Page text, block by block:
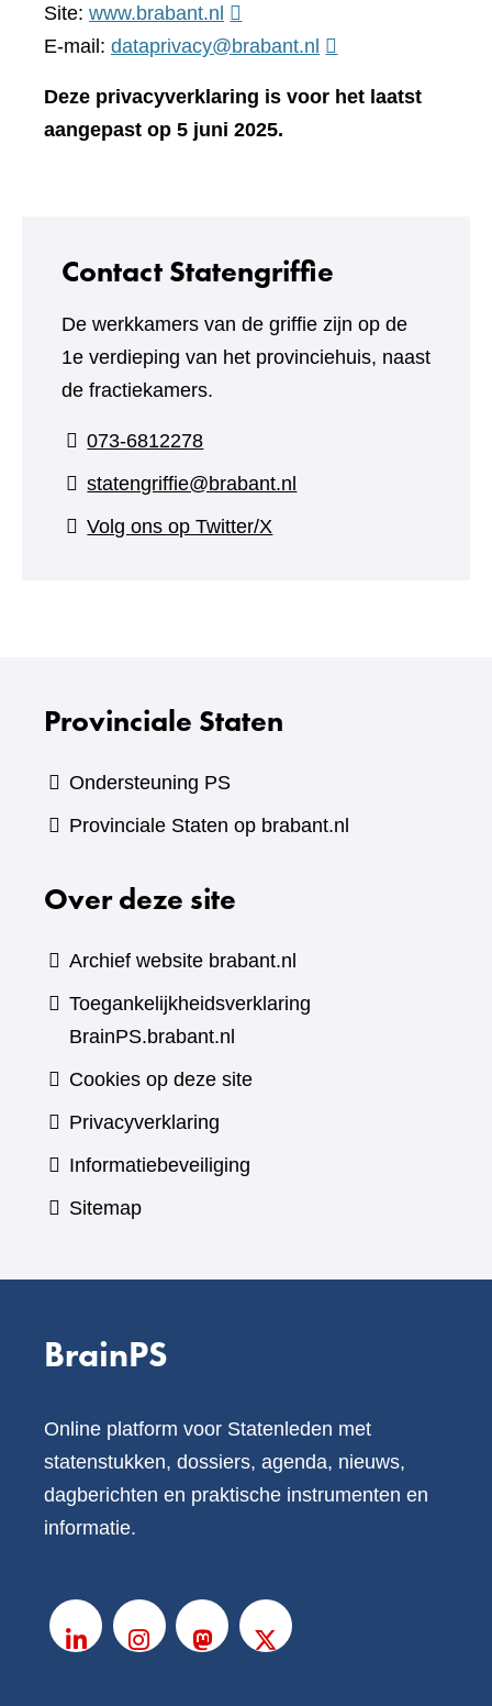
Site: www.brabant.nl (verwijst
naar
andere
E-mail: dataprivacy@brabant.nl
Deze privacyverklaring is voor het laatst
aangepast op 5 juni 2025.
Contact Statengriffie
De werkkamers van de griffie zijn op de
1e verdieping van het provinciehuis, naast
de fractiekamers.
073-6812278
statengriffie@brabant.nl
Volg ons op Twitter/X
Provinciale Staten
Ondersteuning PS
Provinciale Staten op brabant.nl
Over deze site
Archief website brabant.nl
Toegankelijkheidsverklaring
BrainPS.brabant.nl
Cookies op deze site
Privacyverklaring
Informatiebeveiliging
Sitemap
BrainPS
Online platform voor Statenleden met
statenstukken, dossiers, agenda, nieuws,
dagberichten en praktische instrumenten en
informatie.